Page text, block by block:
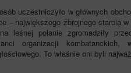
uczestniczyło w głównych
– największego zbrojnego starcia
leśnej polanie zgromadziły
organizacji
To właśnie oni byli